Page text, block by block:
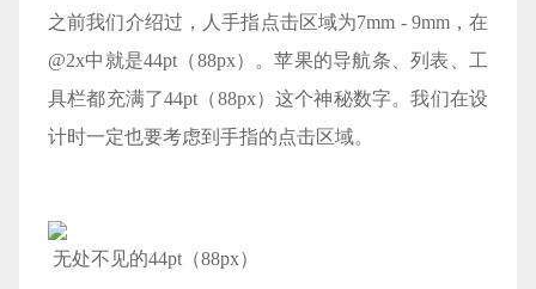
之前我们介绍过，人手指点击区域为7mm - 9mm，在
@2x中就是44pt（88px）。苹果的导航条、列表、工
具栏都充满了44pt（88px）这个神秘数字。我们在设
计时一定也要考虑到手指的点击区域。
无处不见的44pt（88px）